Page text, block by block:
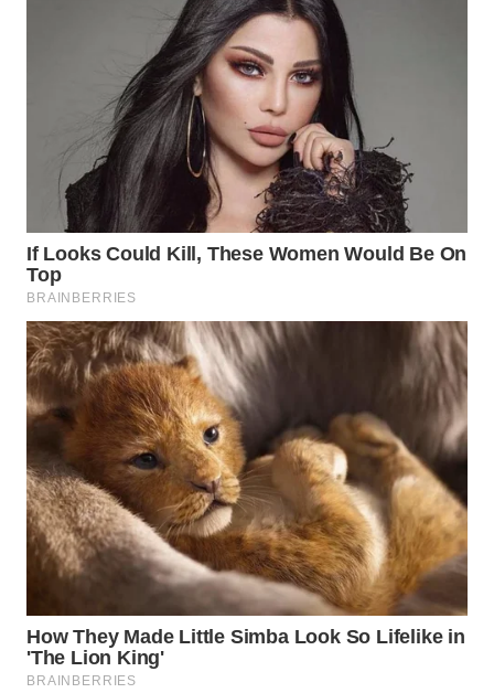
WN
LABUANBAJO
WN
BORNEO
Wahana
Media
Group
WAHANA
NEWS
WAHANA
TANI
WAHANA
ADVOKAT
WAHANA
INFRASTRUKTUR